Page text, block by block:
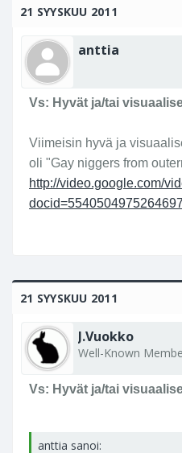
21 SYYSKUU 2011
anttia
Vs: Hyvät ja/tai
Viimeisin hyvä ja
oli "Gay niggers from
http://video.google.com/
21 SYYSKUU 2011
J.Vuokko
Well-Known
Vs: Hyvät ja/tai
anttia sanoi: